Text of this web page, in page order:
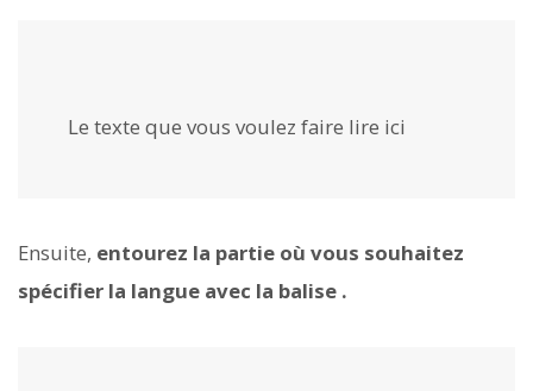
Le texte que vous voulez faire lire ici
Ensuite, entourez la partie où vous souhaitez
spécifier la langue avec la balise .